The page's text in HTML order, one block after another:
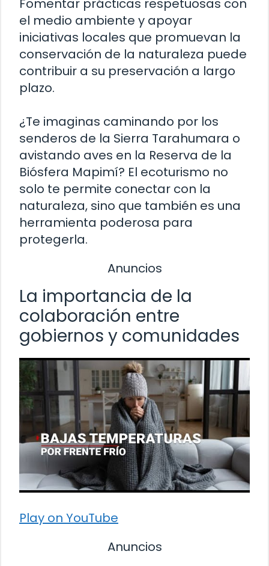
Fomentar prácticas respetuosas con
el medio ambiente y apoyar
iniciativas locales que promuevan la
conservación de la naturaleza puede
contribuir a su preservación a largo
plazo.
¿Te imaginas caminando por los
senderos de la Sierra Tarahumara o
avistando aves en la Reserva de la
Biósfera Mapimí? El ecoturismo no
solo te permite conectar con la
naturaleza, sino que también es una
herramienta poderosa para
protegerla.
Anuncios
La importancia de la
colaboración entre
gobiernos y comunidades
Play on YouTube
Anuncios